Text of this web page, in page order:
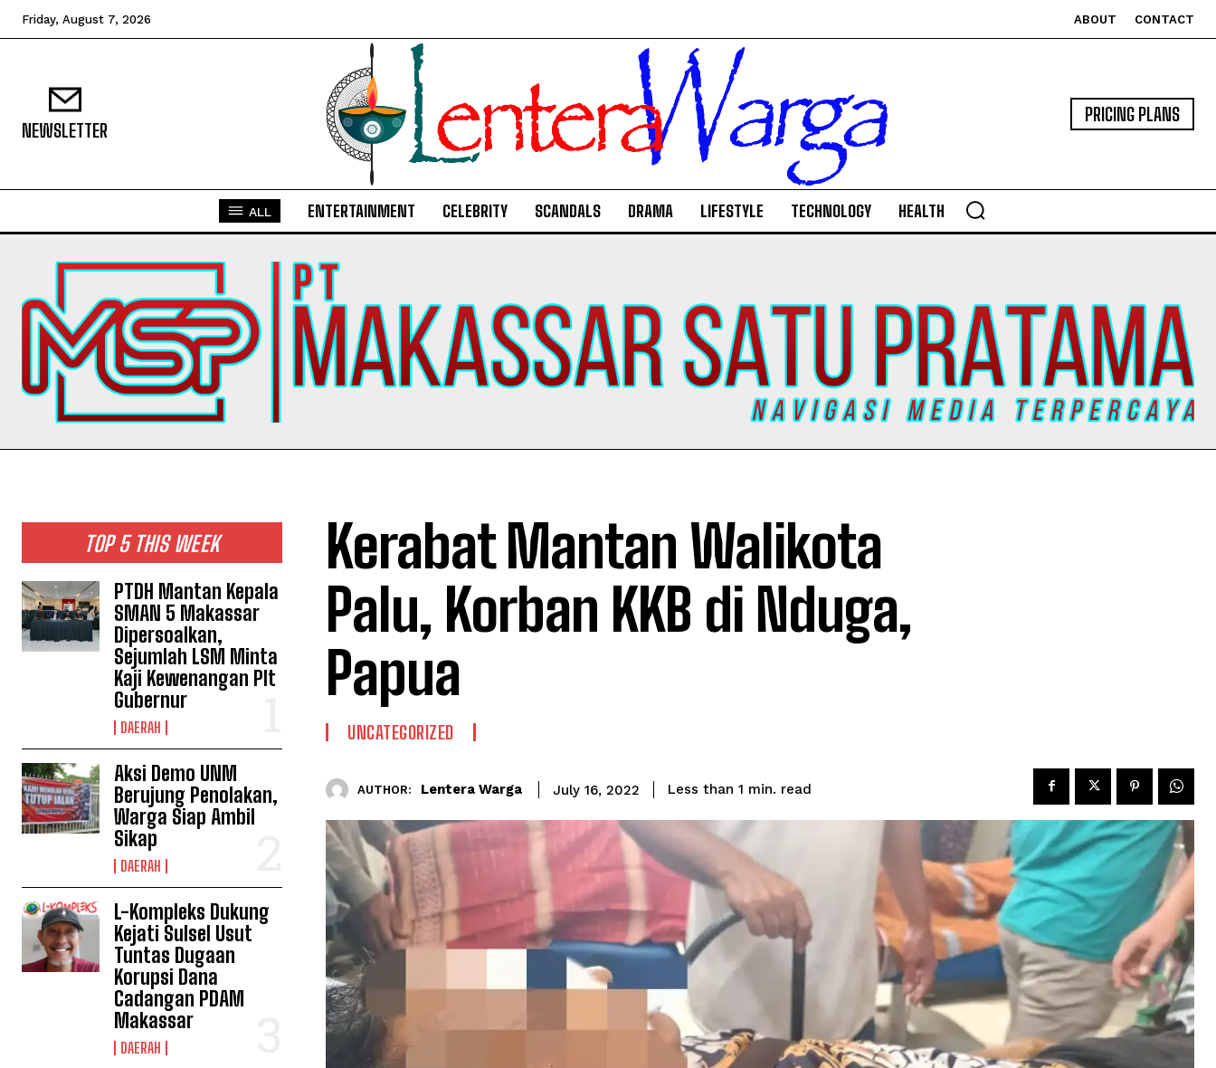
Friday, August 7, 2026 ABOUT CONTACT
NEWSLETTER
PRICING PLANS
ALL ENTERTAINMENT CELEBRITY SCANDALS DRAMA LIFESTYLE TECHNOLOGY HEALTH
TOP 5 THIS WEEK
PTDH Mantan Kepala
SMAN 5 Makassar
Dipersoalkan,
Sejumlah LSM Minta
Kaji Kewenangan Plt
Gubernur
DAERAH
Aksi Demo UNM
Berujung Penolakan,
Warga Siap Ambil
Sikap
DAERAH
L-Kompleks Dukung
Kejati Sulsel Usut
Tuntas Dugaan
Korupsi Dana
Cadangan PDAM
Makassar
DAERAH
Kerabat Mantan Walikota
Palu, Korban KKB di Nduga,
Papua
UNCATEGORIZED
AUTHOR: Lentera Warga July 16, 2022 Less than 1 min. read